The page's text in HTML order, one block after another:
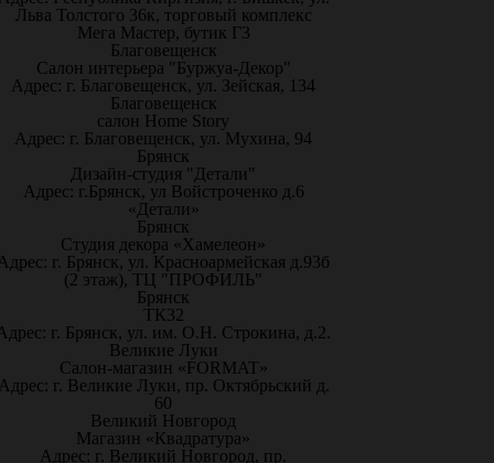
Льва Толстого 36к, торговый комплекс
Мега Мастер, бутик Г3
Благовещенск
Салон интерьера "Буржуа-Декор"
Адрес: г. Благовещенск, ул. Зейская, 134
Благовещенск
салон Home Story
Адрес: г. Благовещенск, ул. Мухина, 94
Брянск
Дизайн-студия "Детали"
Адрес: г.Брянск, ул Войстроченко д.6
«Детали»
Брянск
Студия декора «Хамелеон»
г. Брянск, ул. Красноармейская д.93б
(2 этаж), ТЦ "ПРОФИЛЬ"
Брянск
ТК32
г. Брянск, ул. им. О.Н. Строкина, д.2.
Великие Луки
Салон-магазин «FORMAT»
г. Великие Луки, пр. Октябрьский д.
60
Великий Новгород
Магазин «Квадратура»
Адрес: г. Великий Новгород, пр.